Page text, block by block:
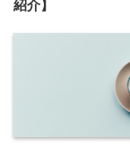
紹介】